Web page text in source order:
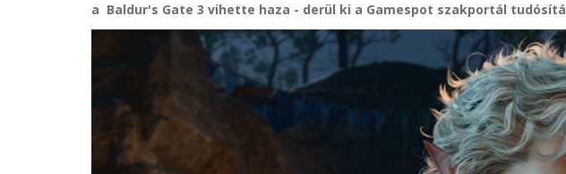
a Baldur's Gate 3 vihette haza - derül ki a Gamespot szakportál